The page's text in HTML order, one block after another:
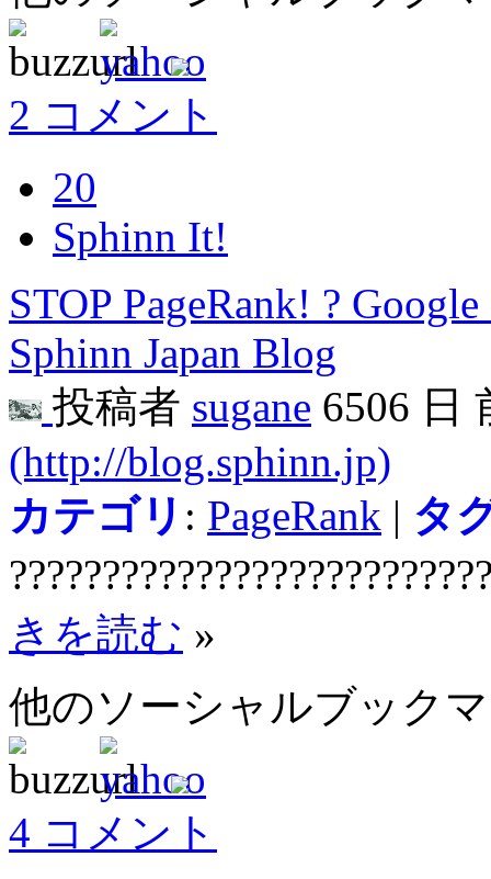
2 コメント
20
Sphinn It!
STOP PageRank! ? Google
Sphinn Japan Blog
投稿者 sugane 6506 日
(http://blog.sphinn.jp)
カテゴリ : PageRank | タ
きを読む »
他のソーシャルブック
4 コメント